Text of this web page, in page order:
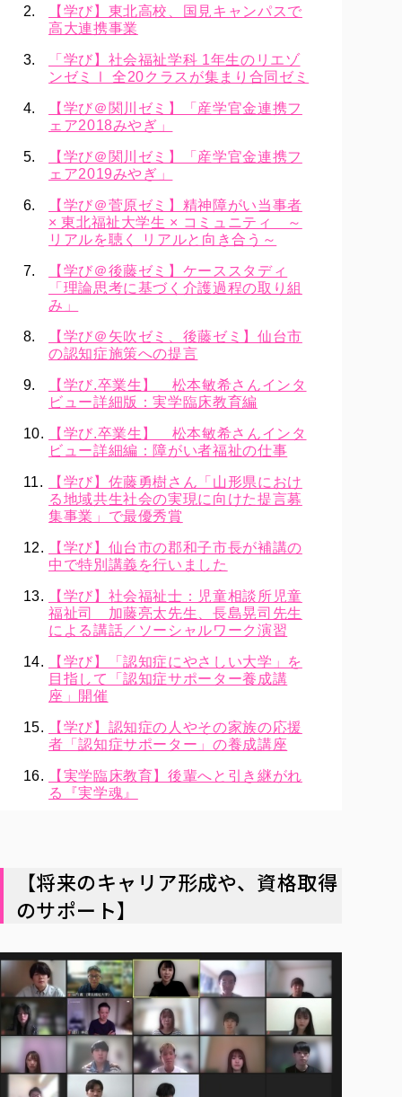
【学び】東北高校、国見キャンパスで
高大連携事業
「学び】社会福祉学科 1年生のリエゾ
ンゼミⅠ 全20クラスが集まり合同ゼミ
【学び＠関川ゼミ】「産学官金連携フ
ェア2018みやぎ」
【学び＠関川ゼミ】「産学官金連携フ
ェア2019みやぎ」
【学び＠菅原ゼミ】精神障がい当事者
× 東北福祉大学生 × コミュニティ ～
リアルを聴く リアルと向き合う～
【学び＠後藤ゼミ】ケーススタディ
「理論思考に基づく介護過程の取り組
み」
【学び＠矢吹ゼミ、後藤ゼミ】仙台市
の認知症施策への提言
【学び.卒業生】 松本敏希さんインタ
ビュー詳細版：実学臨床教育編
【学び.卒業生】 松本敏希さんインタ
ビュー詳細編：障がい者福祉の仕事
【学び】佐藤勇樹さん「山形県におけ
る地域共生社会の実現に向けた提言募
集事業」で最優秀賞
【学び】仙台市の郡和子市長が補講の
中で特別講義を行いました
【学び】社会福祉士：児童相談所児童
福祉司 加藤亮太先生、長島晃司先生
による講話／ソーシャルワーク演習
【学び】「認知症にやさしい大学」を
目指して「認知症サポーター養成講
座」開催
【学び】認知症の人やその家族の応援
者「認知症サポーター」の養成講座
【実学臨床教育】後輩へと引き継がれ
る『実学魂』
【将来のキャリア形成や、資格取得
のサポート】